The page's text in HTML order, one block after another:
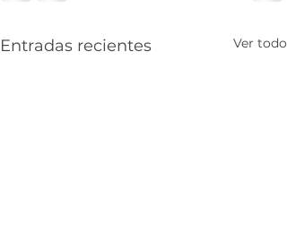
Entradas recientes Ver todo